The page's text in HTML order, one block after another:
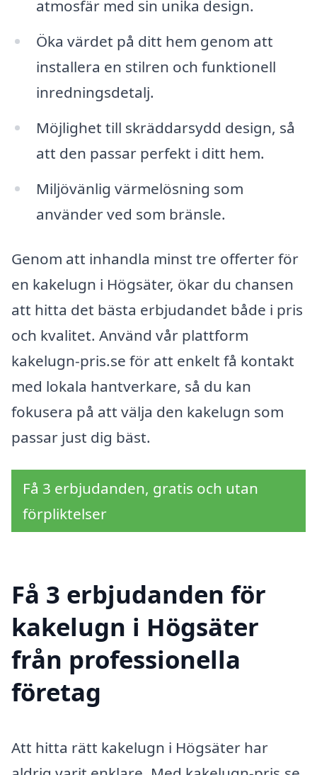
atmosfär med sin unika design.
Öka värdet på ditt hem genom att
installera en stilren och funktionell
inredningsdetalj.
Möjlighet till skräddarsydd design, så
att den passar perfekt i ditt hem.
Miljövänlig värmelösning som
använder ved som bränsle.
Genom att inhandla minst tre offerter för
en kakelugn i Högsäter, ökar du chansen
att hitta det bästa erbjudandet både i pris
och kvalitet. Använd vår plattform
kakelugn-pris.se för att enkelt få kontakt
med lokala hantverkare, så du kan
fokusera på att välja den kakelugn som
passar just dig bäst.
Få 3 erbjudanden, gratis och utan
förpliktelser
Få 3 erbjudanden för
kakelugn i Högsäter
från professionella
företag
Att hitta rätt kakelugn i Högsäter har